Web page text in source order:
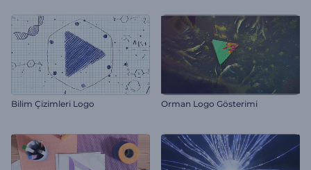
Bilim Çizimleri Logo Orman Logo Gösterimi